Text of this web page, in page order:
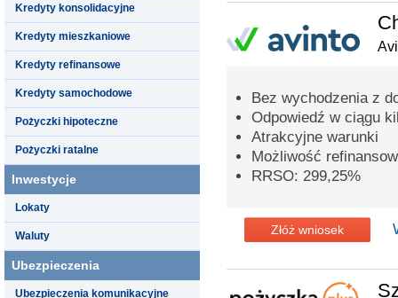
Kredyty konsolidacyjne
Kredyty mieszkaniowe
Kredyty refinansowe
Kredyty samochodowe
Pożyczki hipoteczne
Pożyczki ratalne
Inwestycje
Lokaty
Waluty
Ubezpieczenia
Ubezpieczenia komunikacyjne
Bez wychodzenia z
Odpowiedź w ciągu
Atrakcyjne warunki
Możliwość
RRSO: 299,25%
Złóż wniosek